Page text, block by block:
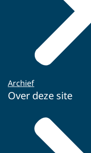
Archief
Over deze site